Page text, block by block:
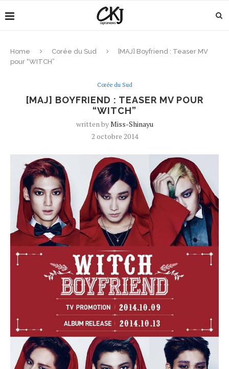
Home Corée du Sud
[MAJ] Boyfriend : Teaser MV
pour “WITCH”
Corée du Sud
[MAJ] BOYFRIEND : TEASER MV POUR
“WITCH”
written byMiss-Shinayu
2 octobre 2014